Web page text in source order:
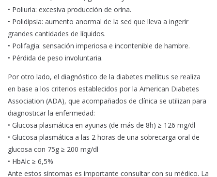
• Poliuria: excesiva producción de orina.
• Polidipsia: aumento anormal de la sed que lleva a ingerir
grandes cantidades de líquidos.
• Polifagia: sensación imperiosa e incontenible de hambre.
• Pérdida de peso involuntaria.
Por otro lado, el diagnóstico de la diabetes mellitus se realiza
en base a los criterios establecidos por la American Diabetes
Association (ADA), que acompañados de clínica se utilizan para
diagnosticar la enfermedad:
• Glucosa plasmática en ayunas (de más de 8h) ≥ 126 mg/dl
• Glucosa plasmática a las 2 horas de una sobrecarga oral de
glucosa con 75g ≥ 200 mg/dl
• HbAlc ≥ 6,5%
Ante estos síntomas es importante consultar con su médico. La